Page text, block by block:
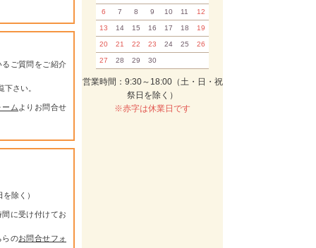
ご質問をご紹介
下さい。
ーム よりお問合せ
除く）
に受け付けてお
らのお問合せフォ
6 7 8 9 10 11 12
13 14 15 16 17 18 19
20 21 22 23 24 25 26
27 28 29 30
営業時間：9:30～18:00（土・日・祝
祭日を除く）
※赤字は休業日です